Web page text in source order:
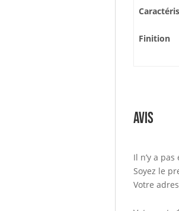
Finition
Avis
Il n’y a pas
Soyez le
Votre